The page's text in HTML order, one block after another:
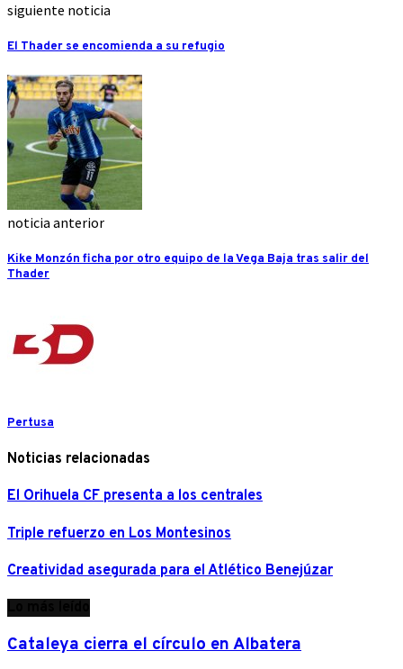
siguiente noticia
El Thader se encomienda a su refugio
noticia anterior
Kike Monzón ficha por otro equipo de la Vega Baja tras salir del
Thader
Pertusa
Noticias relacionadas
El Orihuela CF presenta a los centrales
Triple refuerzo en Los Montesinos
Creatividad asegurada para el Atlético Benejúzar
Cataleya cierra el círculo en Albatera